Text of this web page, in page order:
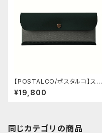
【POSTALCO/ポスタルコ】スナ
ップペンケース (Gray & Gree
n)
¥19,800
同じカテゴリの商品